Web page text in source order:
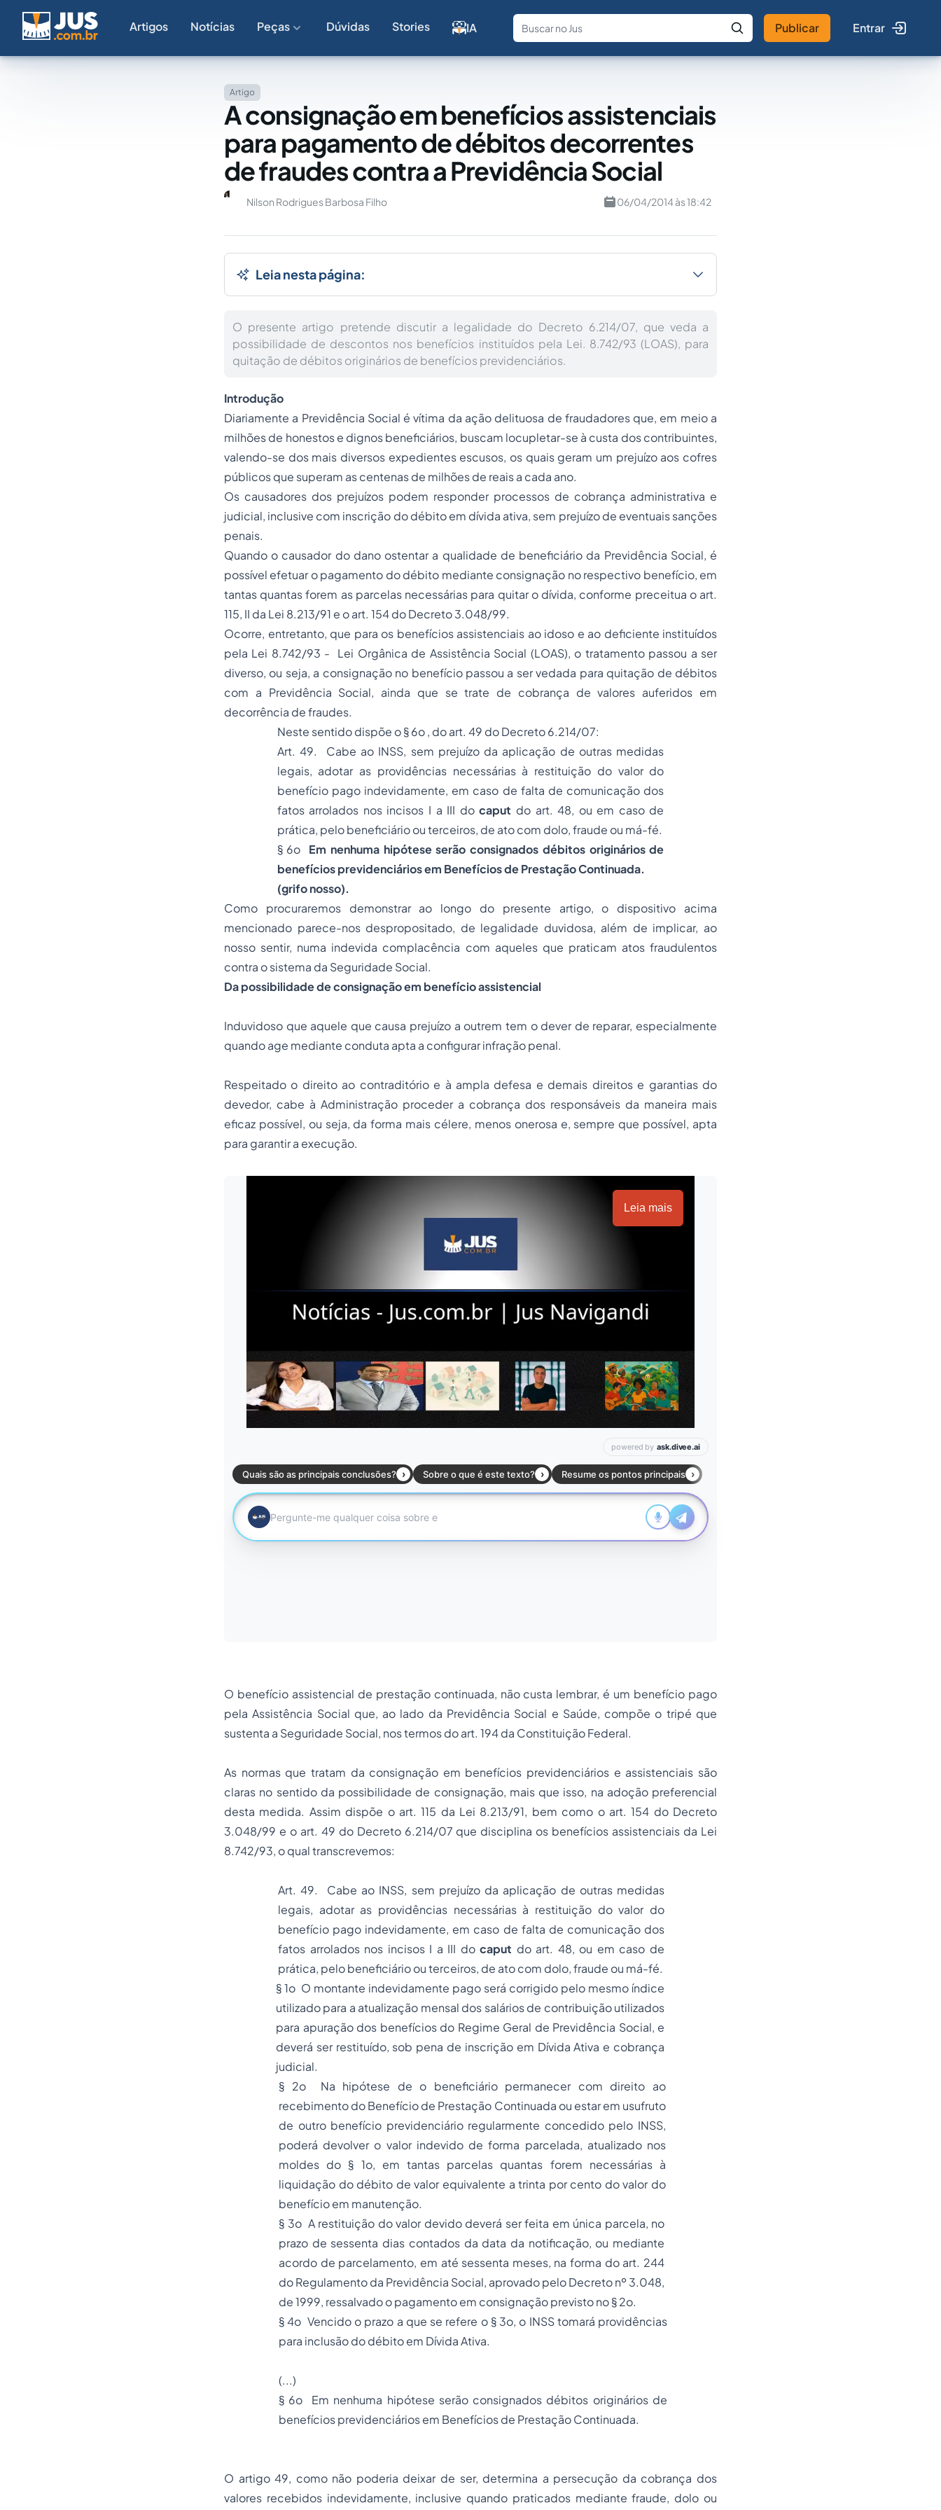
Artigos Notícias Peças Dúvidas Stories IA
Fale com a IA Buscar no Jus
Publicar Entrar
Artigo
A consignação em benefícios assistenciais
para pagamento de débitos decorrentes
de fraudes contra a Previdência Social
Nilson Rodrigues Barbosa Filho 06/04/2014 às 18:42
Leia nesta página:
O presente artigo pretende discutir a legalidade do Decreto 6.214/07, que veda a
possibilidade de descontos nos benefícios instituídos pela Lei. 8.742/93 (LOAS), para
quitação de débitos originários de benefícios previdenciários.
Introdução
Diariamente a Previdência Social é vítima da ação delituosa de fraudadores que, em meio a
milhões de honestos e dignos beneficiários, buscam locupletar-se à custa dos contribuintes,
valendo-se dos mais diversos expedientes escusos, os quais geram um prejuízo aos cofres
públicos que superam as centenas de milhões de reais a cada ano.
Os causadores dos prejuízos podem responder processos de cobrança administrativa e
judicial, inclusive com inscrição do débito em dívida ativa, sem prejuízo de eventuais sanções
penais.
Quando o causador do dano ostentar a qualidade de beneficiário da Previdência Social, é
possível efetuar o pagamento do débito mediante consignação no respectivo benefício, em
tantas quantas forem as parcelas necessárias para quitar o dívida, conforme preceitua o art.
115, II da Lei 8.213/91 e o art. 154 do Decreto 3.048/99.
Ocorre, entretanto, que para os benefícios assistenciais ao idoso e ao deficiente instituídos
pela Lei 8.742/93 - Lei Orgânica de Assistência Social (LOAS), o tratamento passou a ser
diverso, ou seja, a consignação no benefício passou a ser vedada para quitação de débitos
com a Previdência Social, ainda que se trate de cobrança de valores auferidos em
decorrência de fraudes.
Neste sentido dispõe o § 6o , do art. 49 do Decreto 6.214/07:
Art. 49. Cabe ao INSS, sem prejuízo da aplicação de outras medidas
legais, adotar as providências necessárias à restituição do valor do
benefício pago indevidamente, em caso de falta de comunicação dos
fatos arrolados nos incisos I a III docaput do art. 48, ou em caso de
prática, pelo beneficiário ou terceiros, de ato com dolo, fraude ou má-fé.
§ 6o Em nenhuma hipótese serão consignados débitos originários de
benefícios previdenciáriosem Benefícios de Prestação Continuada.
(grifo nosso).
Como procuraremos demonstrar ao longo do presente artigo, o dispositivo acima
mencionado parece-nos despropositado, de legalidade duvidosa, além de implicar, ao
nosso sentir, numa indevida complacência com aqueles que praticam atos fraudulentos
contra o sistema da Seguridade Social.
Da possibilidade de consignação em benefício assistencial
Induvidoso que aquele que causa prejuízo a outrem tem o dever de reparar, especialmente
quando age mediante conduta apta a configurar infração penal.
Respeitado o direito ao contraditório e à ampla defesa e demais direitos e garantias do
devedor, cabe à Administração proceder a cobrança dos responsáveis da maneira mais
eficaz possível, ou seja, da forma mais célere, menos onerosa e, sempre que possível, apta
para garantir a execução.
Leia mais
O benefício assistencial de prestação continuada, não custa lembrar, é um benefício pago
pela Assistência Social que, ao lado da Previdência Social e Saúde, compõe o tripé que
sustenta a Seguridade Social, nos termos do art. 194 da Constituição Federal.
As normas que tratam da consignação em benefícios previdenciários e assistenciais são
claras no sentido da possibilidade de consignação, mais que isso, na adoçãopreferencial
desta medida. Assim dispõe o art. 115 da Lei 8.213/91, bem como o art. 154 do Decreto
3.048/99 e o art. 49 do Decreto 6.214/07 que disciplina os benefícios assistenciais da Lei
8.742/93, o qual transcrevemos:
Art. 49. Cabe ao INSS, sem prejuízo da aplicação de outras medidas
legais, adotar as providências necessárias à restituição do valor do
benefício pago indevidamente, em caso de falta de comunicação dos
fatos arrolados nos incisos I a III docaput do art. 48, ou em caso de
prática, pelo beneficiário ou terceiros, de ato com dolo, fraude ou má-fé.
§ 1o O montante indevidamente pago será corrigido pelo mesmo índice
utilizado para a atualização mensal dos salários de contribuição utilizados
para apuração dos benefícios do Regime Geral de Previdência Social, e
deverá ser restituído, sob pena de inscrição em Dívida Ativa e cobrança
judicial.
§ 2o Na hipótese de o beneficiário permanecer com direito ao
recebimento do Benefício de Prestação Continuada ou estar em usufruto
de outro benefício previdenciário regularmente concedido pelo INSS,
poderá devolver o valor indevido de forma parcelada, atualizado nos
moldes do § 1o, em tantas parcelas quantas forem necessárias à
liquidação do débito de valor equivalente a trinta por cento do valor do
benefício em manutenção.
§ 3o A restituição do valor devido deverá ser feita em única parcela, no
prazo de sessenta dias contados da data da notificação, ou mediante
acordo de parcelamento, em até sessenta meses, na forma do art. 244
do Regulamento da Previdência Social, aprovado pelo Decreto nº 3.048,
de 1999, ressalvado o pagamento em consignação previsto no § 2o.
§ 4o Vencido o prazo a que se refere o § 3o, o INSS tomará providências
para inclusão do débito em Dívida Ativa.
(...)
§ 6o Em nenhuma hipótese serão consignados débitos originários de
benefícios previdenciários em Benefícios de Prestação Continuada.
O artigo 49, como não poderia deixar de ser, determina a persecução da cobrança dos
valores recebidos indevidamente, inclusive quando praticados mediante fraude, dolo ou